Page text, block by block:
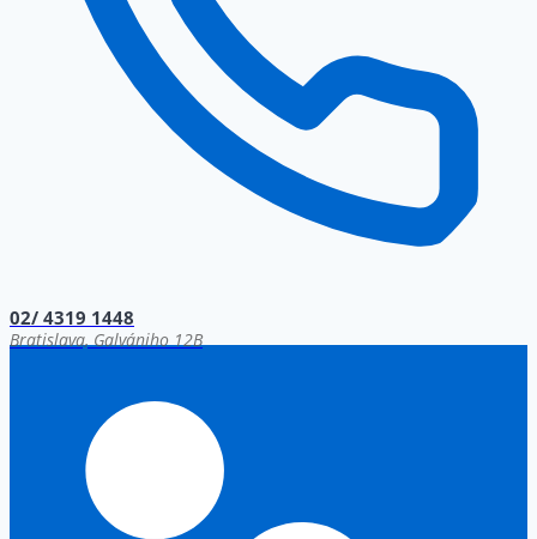
02/ 4319 1448
Bratislava, Galvániho 12B